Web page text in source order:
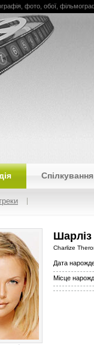
фото, обої,
Спілкування
Charlize
Дата
Місце